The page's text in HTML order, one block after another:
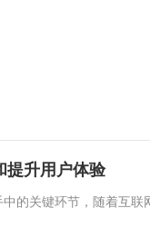
提升用户体验
的关键环节，随着互